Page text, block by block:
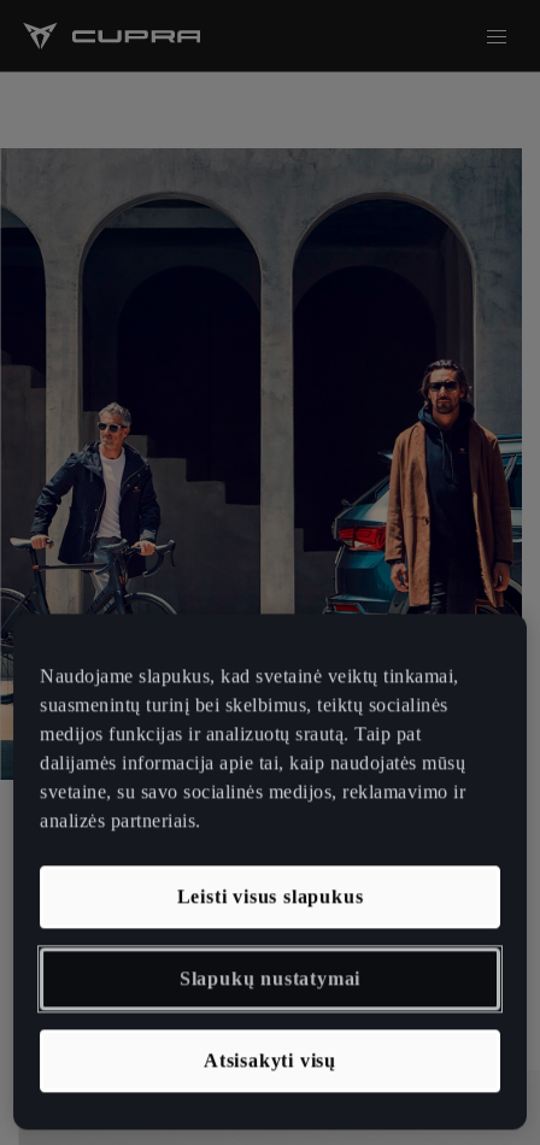
INTERNETINĖ PARDUOTUVĖ
Naudojame slapukus, kad svetainė veiktų tinkamai,
suasmenintų turinį bei skelbimus, teiktų socialinės
medijos funkcijas ir analizuotų srautą. Taip pat
dalijamės informacija apie tai, kaip naudojatės mūsų
svetaine, su savo socialinės medijos, reklamavimo ir
analizės partneriais.
Atsisakyti visų
Leisti visus slapukus
Slapukų nustatymai